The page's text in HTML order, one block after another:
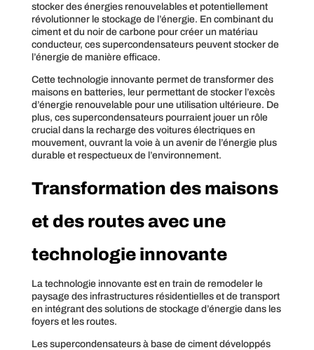
stocker des énergies renouvelables et potentiellement
révolutionner le stockage de l’énergie. En combinant du
ciment et du noir de carbone pour créer un matériau
conducteur, ces supercondensateurs peuvent stocker de
l’énergie de manière efficace.
Cette technologie innovante permet de transformer des
maisons en batteries, leur permettant de stocker l’excès
d’énergie renouvelable pour une utilisation ultérieure. De
plus, ces supercondensateurs pourraient jouer un rôle
crucial dans la recharge des voitures électriques en
mouvement, ouvrant la voie à un avenir de l’énergie plus
durable et respectueux de l’environnement.
Transformation des maisons
et des routes avec une
technologie innovante
La technologie innovante est en train de remodeler le
paysage des infrastructures résidentielles et de transport
en intégrant des solutions de stockage d’énergie dans les
foyers et les routes.
Les supercondensateurs à base de ciment développés